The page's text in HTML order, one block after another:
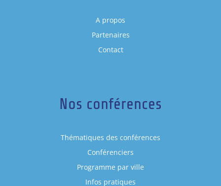
A propos
Partenaires
Contact
Nos conférences
Thématiques des conférences
Conférenciers
Programme par ville
Infos pratiques